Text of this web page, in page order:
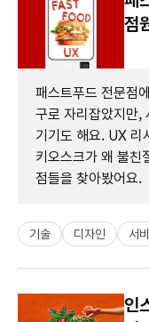
점
패스트푸드 전문점
구로 자리잡았지만,
기기도 해요. UX 리
키오스크가 왜 불친
점들을 찾아봤어요.
기술 디자인 서
인